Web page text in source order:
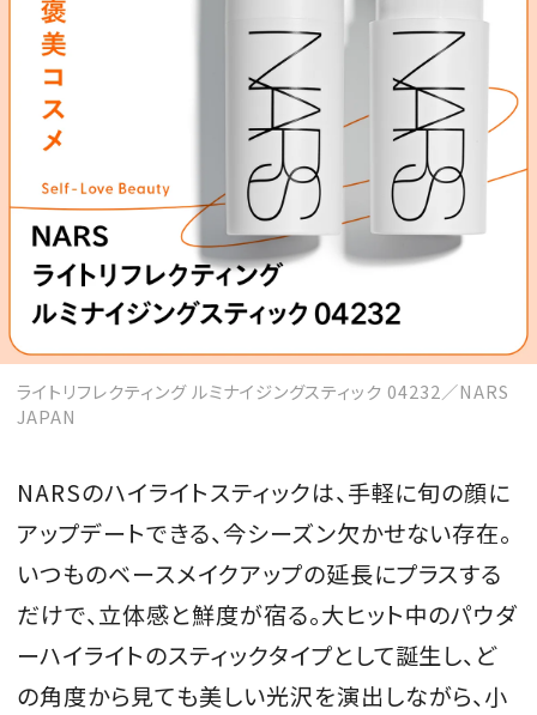
MAGAZINE
SPUR 2026 JULY
2026年9月号
2026-07-23発売
最新号を試し読み
ライトリフレクティング ルミナイジングスティック 04232／NARS
JAPAN
NARSのハイライトスティックは、手軽に旬の顔に
アップデートできる、今シーズン欠かせない存在。
いつものベースメイクアップの延長にプラスする
だけで、立体感と鮮度が宿る。大ヒット中のパウダ
ーハイライトのスティックタイプとして誕生し、ど
の角度から見ても美しい光沢を演出しながら、小